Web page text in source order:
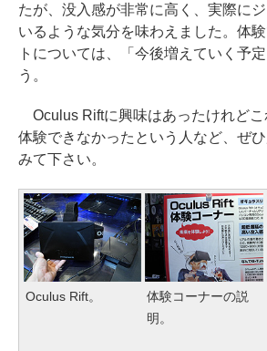
たが、没入感が非常に高く、実際に
いるような気分を味わえました。体
トについては、「今後増えていく予
う。
Oculus Riftに興味はあったけれどこ
体験できなかったという人など、ぜ
みて下さい。
Oculus Rift。
体験コーナーの説
明。